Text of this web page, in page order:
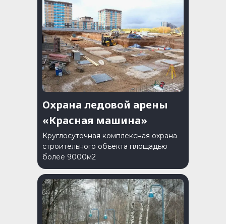
Охрана ледовой арены
«Красная машина»
Круглосуточная комплексная охрана
строительного объекта площадью
более 9000м2